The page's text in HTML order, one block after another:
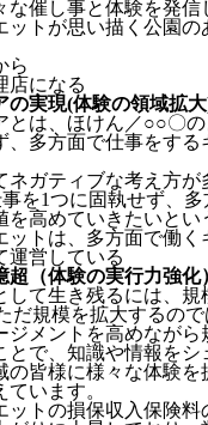
催し事と体験を発信
ら
店になる
の実現(体験の領域拡
とは、ほけん／○○〇
、多方面で仕事をする
ガティブな考え方が
を1つに固執せず、多
を高めていきたいとい
（体験の実行力強化
して生き残るには、規
だ規模を拡大するの
ジメントを高めながら
とで、知識や情報をシ
の皆様に様々な体験を
います。